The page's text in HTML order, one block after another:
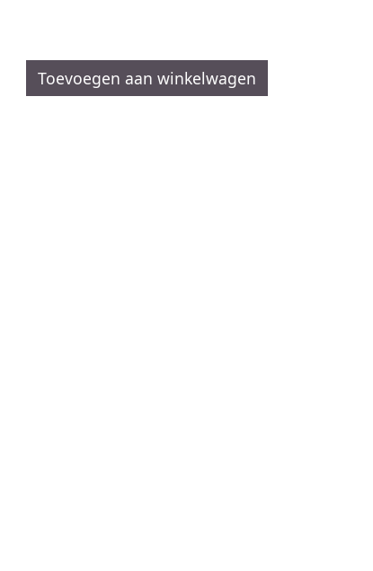
Toevoegen aan winkelwagen